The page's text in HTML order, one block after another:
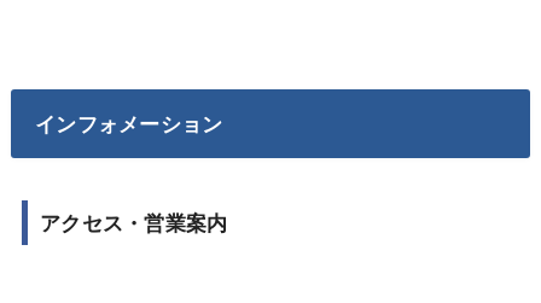
インフォメーション
アクセス・営業案内